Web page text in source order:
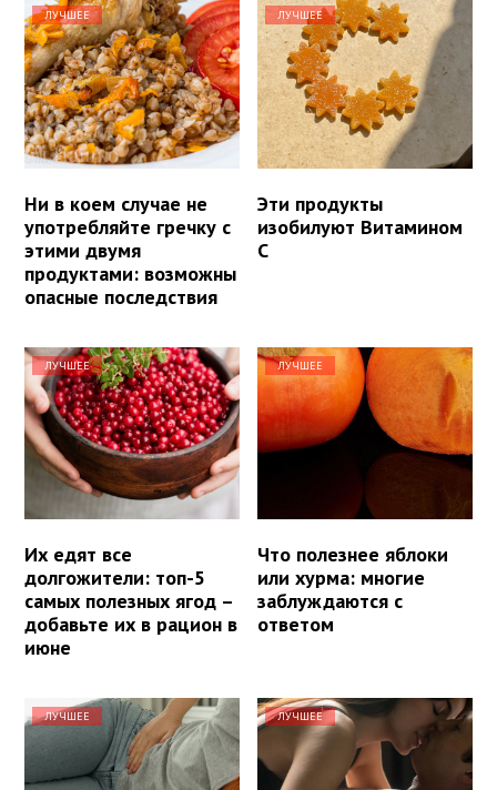
ЛУЧШЕЕ
Ни в коем случае не
употребляйте гречку с
этими двумя
продуктами: возможны
опасные последствия
ЛУЧШЕЕ
Эти продукты
изобилуют Витамином
С
ЛУЧШЕЕ
Их едят все
долгожители: топ-5
самых полезных ягод –
добавьте их в рацион в
июне
ЛУЧШЕЕ
Что полезнее яблоки
или хурма: многие
заблуждаются с
ответом
ЛУЧШЕЕ ЛУЧШЕЕ